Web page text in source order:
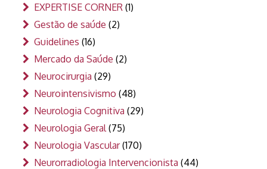
EXPERTISE CORNER (1)
Gestão de saúde (2)
Guidelines (16)
Mercado da Saúde (2)
Neurocirurgia (29)
Neurointensivismo (48)
Neurologia Cognitiva (29)
Neurologia Geral (75)
Neurologia Vascular(170)
Neurorradiologia Intervencionista (44)